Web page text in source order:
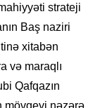
strateji
Baş naziri
xitabən
və maraqlı
Qafqazın
mövqeyi nəzərə